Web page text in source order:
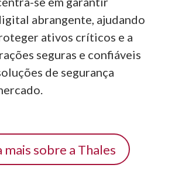
abrangente, ajudando
ativos críticos e a
seguras e confiáveis
de segurança
mais sobre a Thales